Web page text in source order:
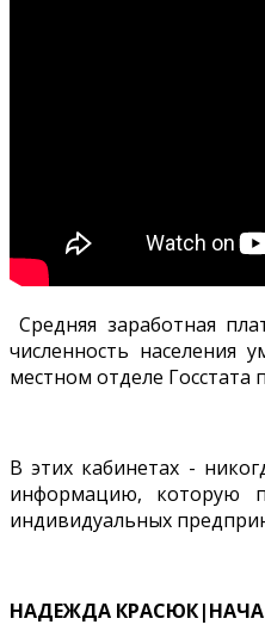
Средняя заработная
численность населения
местном отделе Госстата
В этих кабинетах -
информацию, которую
индивидуальных
НАДЕЖДА